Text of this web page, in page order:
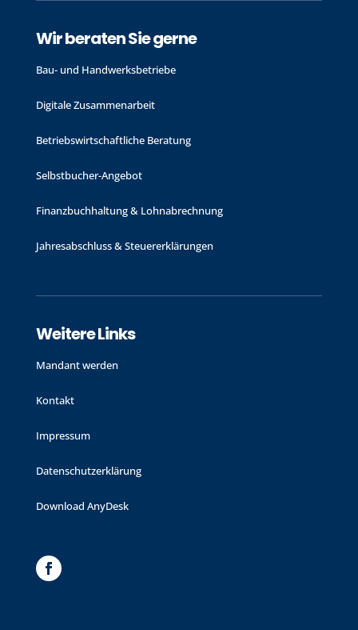
Wir beraten Sie gerne
Bau- und Handwerks­betriebe
Digitale Zusammenarbeit
Betriebswirtschaftliche Beratung
Selbstbucher-Angebot
Finanzbuchhaltung & Lohnabrechnung
Jahres­abschluss & Steuer­erklärungen
Weitere Links
Mandant werden
Kontakt
Impressum
Datenschutzerklärung
Download AnyDesk